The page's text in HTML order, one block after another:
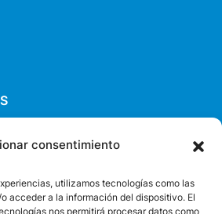
consentimiento
utilizamos tecnologías como las
acceder a la información del dispositivo. El
nos permitirá procesar datos como